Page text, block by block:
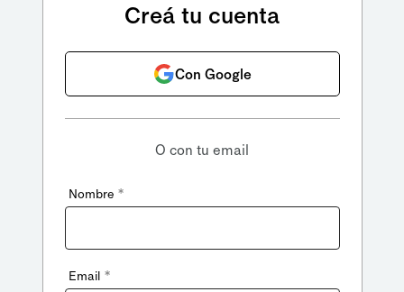
Creá tu cuenta
Con Google
O con tu email
Nombre *
Email *